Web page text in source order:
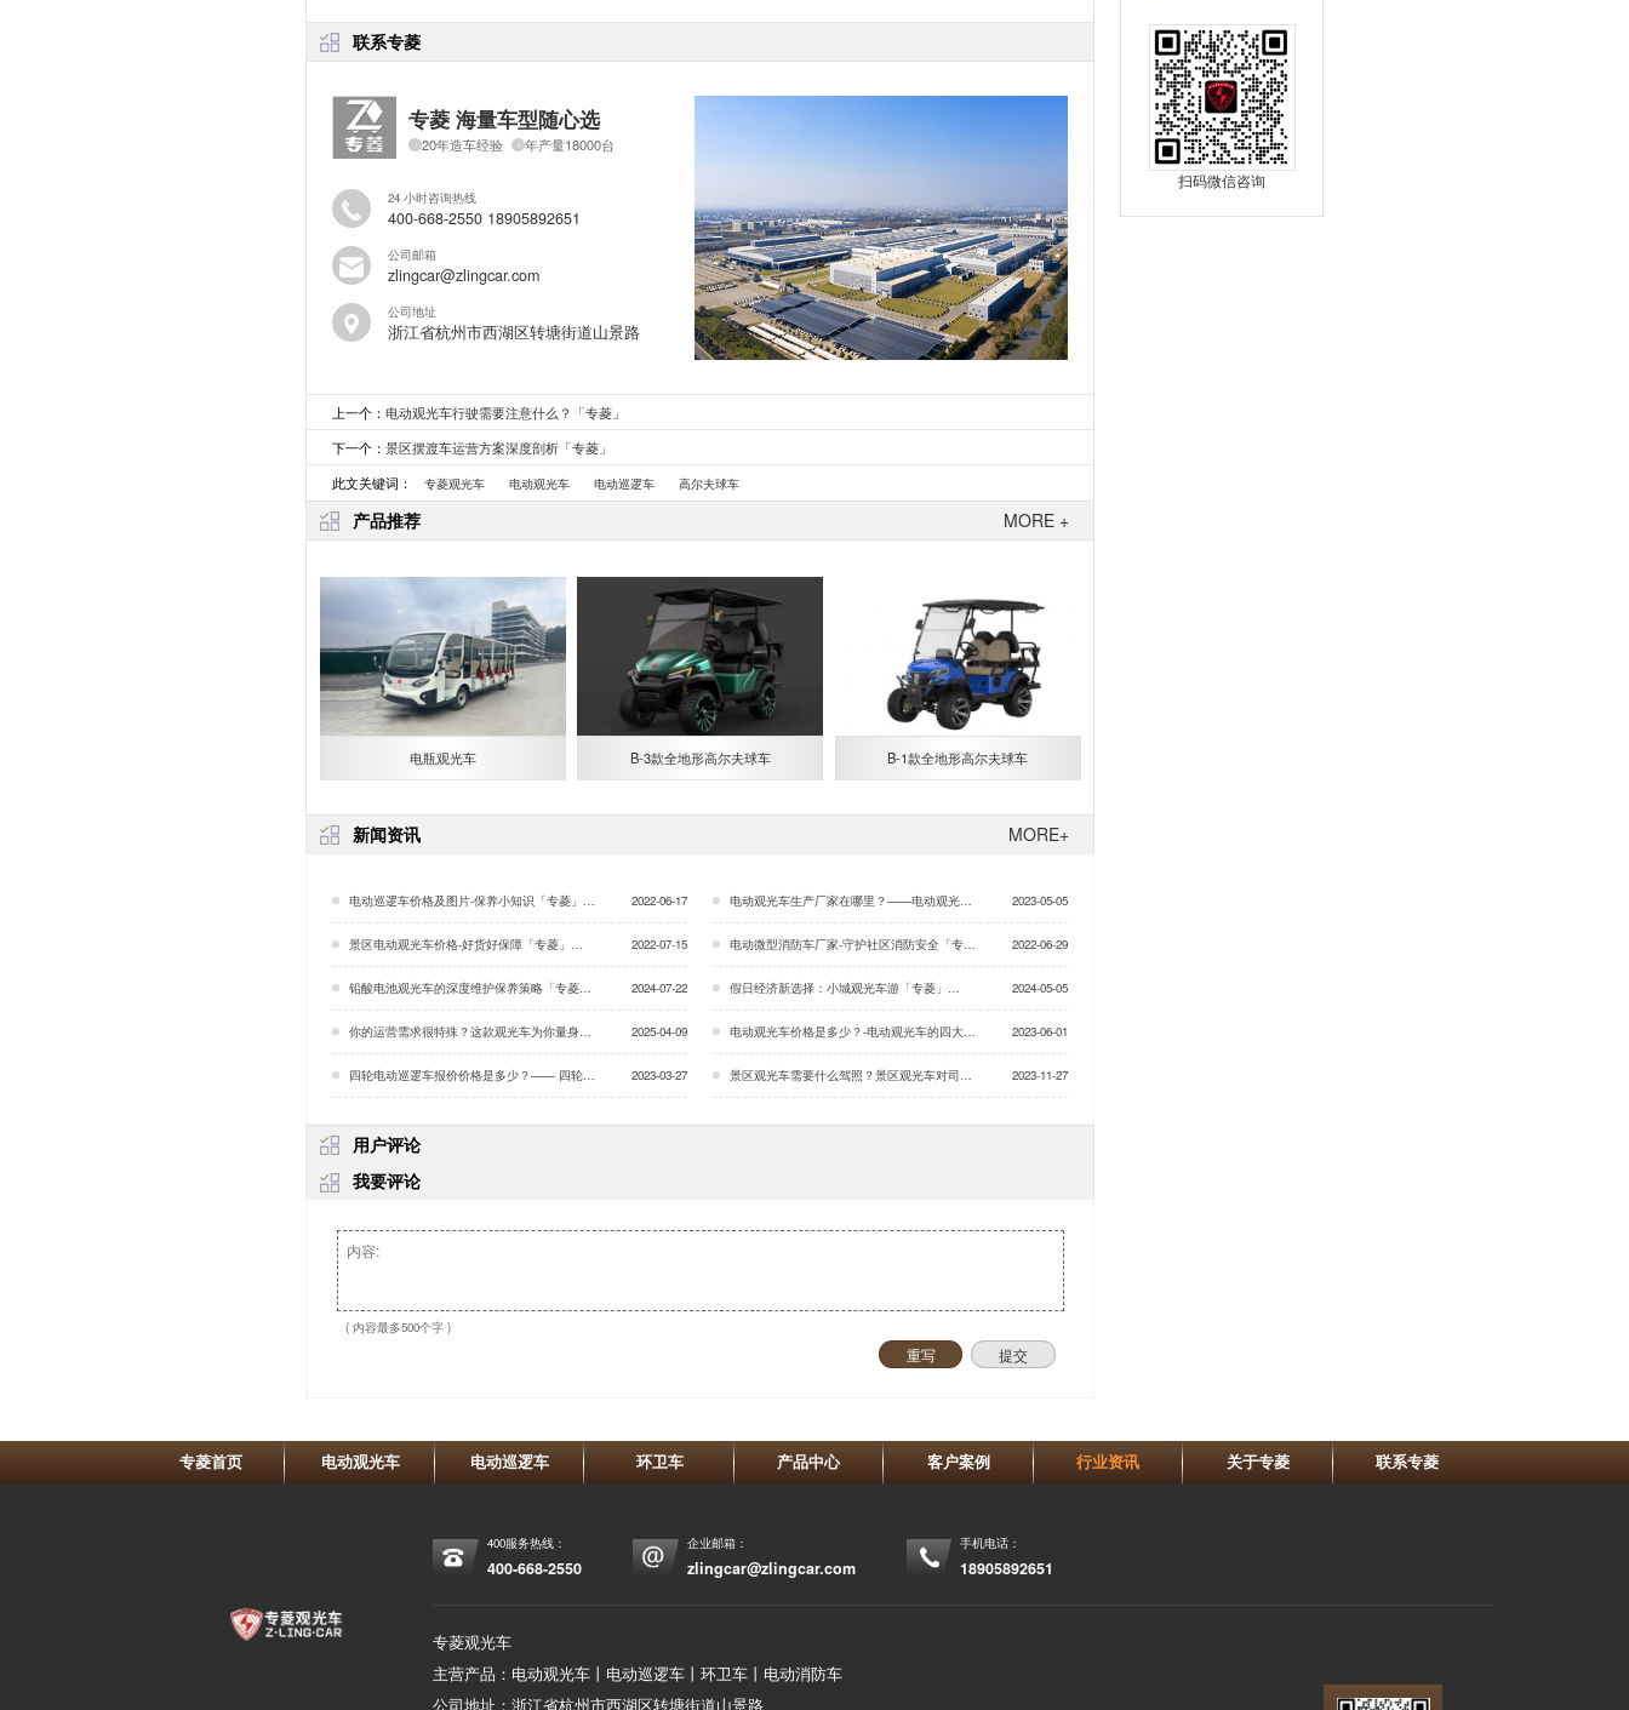
联系专菱
专菱 海量车型随心选
20年造车经验 年产量18000台
24 小时咨询热线
400-668-2550 18905892651
公司邮箱
zlingcar@zlingcar.com
公司地址
浙江省杭州市西湖区转塘街道山景路
上一个： 电动观光车行驶需要注意什么？「专菱」
下一个： 景区摆渡车运营方案深度剖析「专菱」
此文关键词：
专菱观光车 电动观光车 电动巡逻车 高尔夫球车
产品推荐 MORE +
电瓶观光车 B-3款全地形高尔夫球车 B-1款全地形高尔夫球车
新闻资讯 MORE+
电动巡逻车价格及图片-保养小知识「专菱」… 2022-06-17 电动观光车生产厂家在哪里？——电动观光车售后服务的重要性「专菱」… 2023-05-05
景区电动观光车价格-好货好保障「专菱」… 2022-07-15 电动微型消防车厂家-守护社区消防安全「专菱」… 2022-06-29
铅酸电池观光车的深度维护保养策略「专菱」… 2024-07-22 假日经济新选择：小城观光车游「专菱」… 2024-05-05
你的运营需求很特殊？这款观光车为你量身定制… 2025-04-09 电动观光车价格是多少？-电动观光车的四大工艺的优势「专菱」… 2023-06-01
四轮电动巡逻车报价价格是多少？—— 四轮巡逻车的功能有哪些？「专菱」… 2023-03-27 景区观光车需要什么驾照？景区观光车对司机有什么要求？「专菱」… 2023-11-27
用户评论
我要评论
( 内容最多500个字 )
重写 提交
扫码微信咨询
专菱首页 电动观光车 电动巡逻车 环卫车 产品中心 客户案例 行业资讯 关于专菱 联系专菱
400服务热线：
400-668-2550
企业邮箱：
zlingcar@zlingcar.com
手机电话：
18905892651
专菱观光车
主营产品：电动观光车丨电动巡逻车丨环卫车丨电动消防车
公司地址：浙江省杭州市西湖区转塘街道山景路